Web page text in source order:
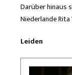
Darüber hinaus
Niederlande
Leiden